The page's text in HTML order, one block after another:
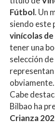
Fútbol. Un
siendo este
vinícolas
tener una
selección
obviamente.
Cabe
Bilbao ha
Crianza